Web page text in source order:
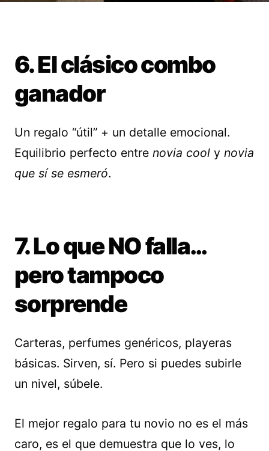
6. El clásico combo
ganador
Un regalo “útil” + un detalle emocional.
Equilibrio perfecto entre novia cool y novia
que sí se esmeró.
7. Lo que NO falla…
pero tampoco
sorprende
Carteras, perfumes genéricos, playeras
básicas. Sirven, sí. Pero si puedes subirle
un nivel, súbele.
El mejor regalo para tu novio no es el más
caro, es el que demuestra que lo ves, lo